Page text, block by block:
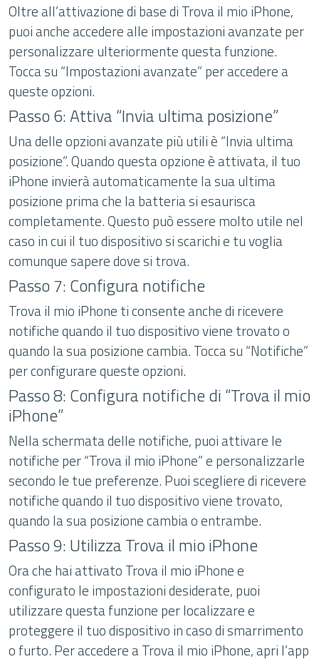
Oltre all’attivazione di base di Trova il mio iPhone,
puoi anche accedere alle impostazioni avanzate per
personalizzare ulteriormente questa funzione.
Tocca su “Impostazioni avanzate” per accedere a
queste opzioni.
Passo 6: Attiva “Invia ultima posizione”
Una delle opzioni avanzate più utili è “Invia ultima
posizione”. Quando questa opzione è attivata, il tuo
iPhone invierà automaticamente la sua ultima
posizione prima che la batteria si esaurisca
completamente. Questo può essere molto utile nel
caso in cui il tuo dispositivo si scarichi e tu voglia
comunque sapere dove si trova.
Passo 7: Configura notifiche
Trova il mio iPhone ti consente anche di ricevere
notifiche quando il tuo dispositivo viene trovato o
quando la sua posizione cambia. Tocca su “Notifiche”
per configurare queste opzioni.
Passo 8: Configura notifiche di “Trova il mio
iPhone”
Nella schermata delle notifiche, puoi attivare le
notifiche per “Trova il mio iPhone” e personalizzarle
secondo le tue preferenze. Puoi scegliere di ricevere
notifiche quando il tuo dispositivo viene trovato,
quando la sua posizione cambia o entrambe.
Passo 9: Utilizza Trova il mio iPhone
Ora che hai attivato Trova il mio iPhone e
configurato le impostazioni desiderate, puoi
utilizzare questa funzione per localizzare e
proteggere il tuo dispositivo in caso di smarrimento
o furto. Per accedere a Trova il mio iPhone, apri l’app